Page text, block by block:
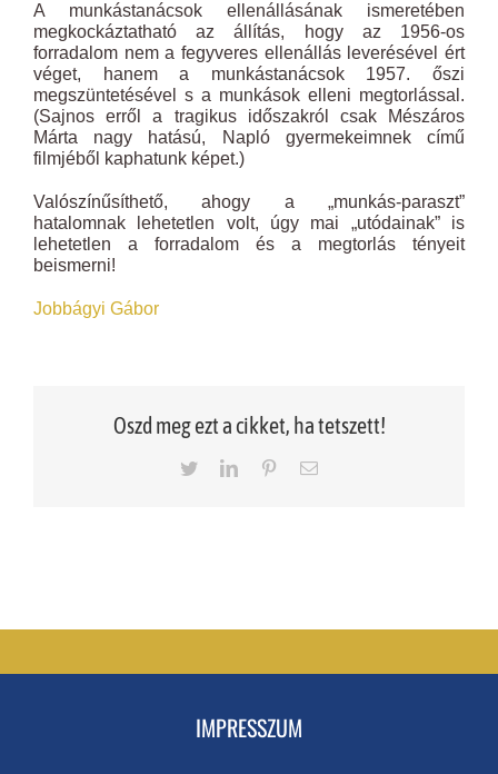
A munkástanácsok ellenállásának ismeretében
megkockáztatható az állítás, hogy az 1956-os
forradalom nem a fegyveres ellenállás leverésével ért
véget, hanem a munkástanácsok 1957. őszi
megszüntetésével s a munkások elleni megtorlással.
(Sajnos erről a tragikus időszakról csak Mészáros
Márta nagy hatású, Napló gyermekeimnek című
filmjéből kaphatunk képet.)
Valószínűsíthető, ahogy a „munkás-paraszt”
hatalomnak lehetetlen volt, úgy mai „utódainak” is
lehetetlen a forradalom és a megtorlás tényeit
beismerni!
Jobbágyi Gábor
Oszd meg ezt a cikket, ha tetszett!
TwitterLinkedInPinterestEmail
IMPRESSZUM